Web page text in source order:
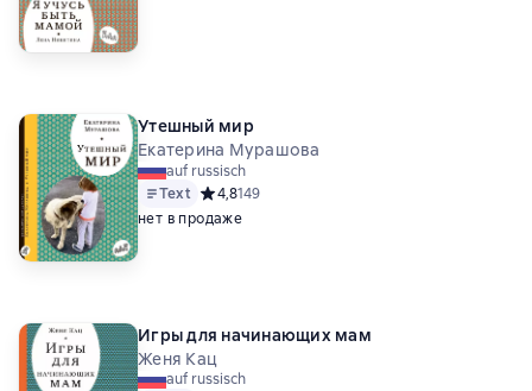
Утешный мир
Екатерина Мурашова
auf russisch
Text Средний рейтинг 4,8 на основе 149 оценок
4,8149
нет в продаже
Игры для начинающих мам
Женя Кац
auf russisch